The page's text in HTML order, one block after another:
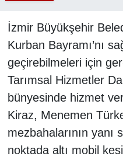
İzmir Büyükşehir
Kurban Bayramı’nı
geçirebilmeleri için
Tarımsal Hizmetler
bünyesinde hizmet
Kiraz, Menemen
mezbahalarının yanı
noktada altı mobil